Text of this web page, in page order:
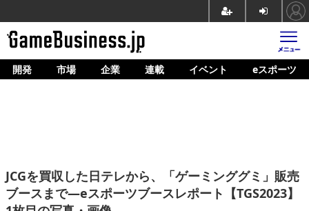
ホーム
企業動向
開発 市場 企業 連載 イベント eスポーツ
JCGを買収した日テレから、「ゲーミンググミ」販売
ブースまで―eスポーツブースレポート【TGS2023】